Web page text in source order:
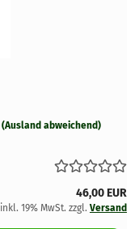
(Ausland abweichend)
46,00 EUR
inkl. 19% MwSt. zzgl. Versand